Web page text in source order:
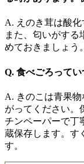
A. えのき茸は酸
また、匂いがする
めておきましょう。
Q. 食べごろって
A. きのこは青果
がってください。
チンペーパーで丁
蔵保存します。す
す。